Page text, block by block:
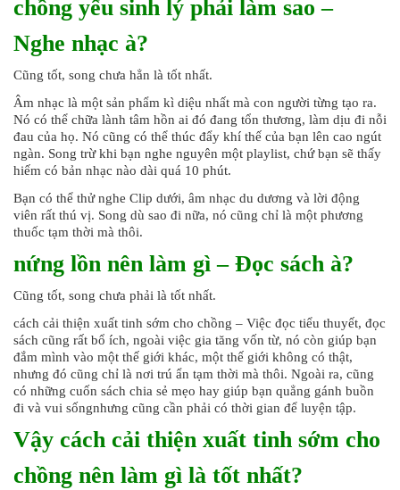
chồng yếu sinh lý phải làm sao –
Nghe nhạc à?
Cũng tốt, song chưa hẳn là tốt nhất.
Âm nhạc là một sản phẩm kì diệu nhất mà con người từng tạo ra.
Nó có thể chữa lành tâm hồn ai đó đang tổn thương, làm dịu đi nỗi
đau của họ. Nó cũng có thể thúc đẩy khí thế của bạn lên cao ngút
ngàn. Song trừ khi bạn nghe nguyên một playlist, chứ bạn sẽ thấy
hiếm có bản nhạc nào dài quá 10 phút.
Bạn có thể thử nghe Clip dưới, âm nhạc du dương và lời động
viên rất thú vị. Song dù sao đi nữa, nó cũng chỉ là một phương
thuốc tạm thời mà thôi.
nứng lồn nên làm gì – Đọc sách à?
Cũng tốt, song chưa phải là tốt nhất.
cách cải thiện xuất tinh sớm cho chồng – Việc đọc tiểu thuyết, đọc
sách cũng rất bổ ích, ngoài việc gia tăng vốn từ, nó còn giúp bạn
đắm mình vào một thế giới khác, một thế giới không có thật,
nhưng đó cũng chỉ là nơi trú ẩn tạm thời mà thôi. Ngoài ra, cũng
có những cuốn sách chia sẻ mẹo hay giúp bạn quẳng gánh buồn
đi và vui sốngnhưng cũng cần phải có thời gian để luyện tập.
Vậy cách cải thiện xuất tinh sớm cho
chồng nên làm gì là tốt nhất?